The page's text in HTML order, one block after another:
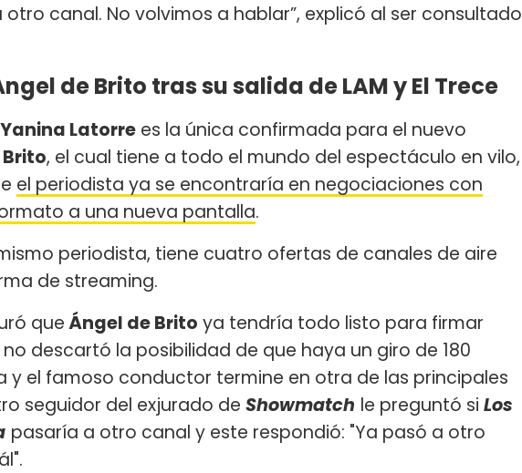
canal. No volvimos a hablar”, explicó al ser consultado
de Brito tras su salida de LAM y El Trece
Yanina Latorre es la única confirmada para el nuevo
, el cual tiene a todo el mundo del espectáculo en vilo,
el periodista ya se encontraría en negociaciones con
a una nueva pantalla.
periodista, tiene cuatro ofertas de canales de aire
de streaming.
queÁngel de Brito ya tendría todo listo para firmar
descartó la posibilidad de que haya un giro de 180
y el famoso conductor termine en otra de las principales
seguidor del exjurado de Showmatch le preguntó si Los
pasaría a otro canal y este respondió: "Ya pasó a otro